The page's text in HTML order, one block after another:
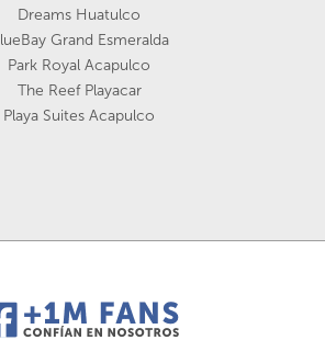
Dreams Huatulco
Grand Esmeralda
Park Royal Acapulco
The Reef Playacar
Playa Suites Acapulco